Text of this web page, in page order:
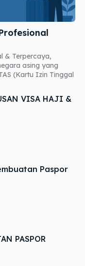
& Terpercaya,
asing yang
(Kartu Izin Tinggal
VISA HAJI &
Paspor
PASPOR